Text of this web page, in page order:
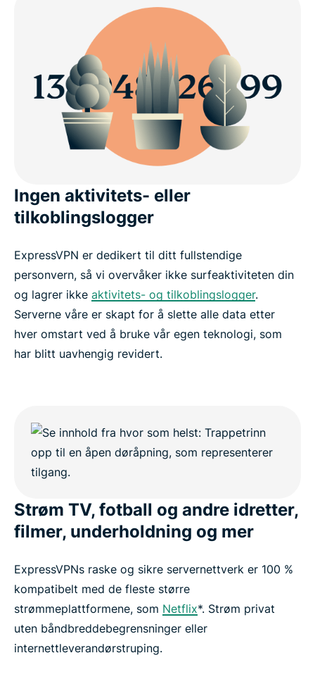
Ingen aktivitets- eller
tilkoblingslogger
ExpressVPN er dedikert til ditt fullstendige
personvern, så vi overvåker ikke surfeaktiviteten din
og lagrer ikke aktivitets- og tilkoblingslogger.
Serverne våre er skapt for å slette alle data etter
hver omstart ved å bruke vår egen teknologi, som
har blitt uavhengig revidert.
Strøm TV, fotball og andre idretter,
filmer, underholdning og mer
ExpressVPNs raske og sikre servernettverk er 100 %
kompatibelt med de fleste større
strømmeplattformene, som Netflix*. Strøm privat
uten båndbreddebegrensninger eller
internettleverandørstruping.